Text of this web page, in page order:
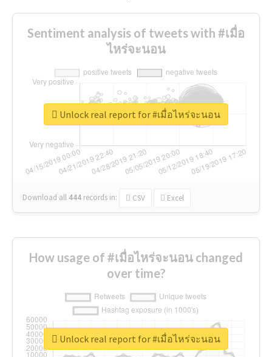
Sentiment analysis of tweets with #เมื่อ
ไหร่จะนอน
Download all 444 records in: CSV Excel
Unlock real report for #เมื่อไหร่จะนอน
How usage of #เมื่อไหร่จะนอน changed
over time?
Unlock real report for #เมื่อไหร่จะนอน